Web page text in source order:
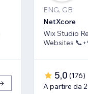
ENG, GB
NetXcore
Wix Studio
Websites
5,0 (176)
A partire da